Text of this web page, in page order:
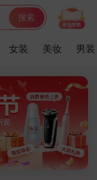
搜索
女装 美妆 男装
成功
成功
成功
功
成功
成功
功